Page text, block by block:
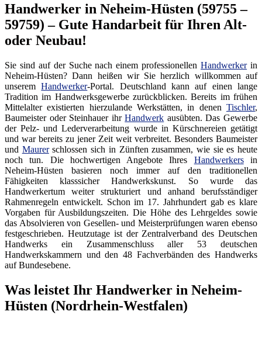
Handwerker in Neheim-Hüsten (59755 –
59759) – Gute Handarbeit für Ihren Alt-
oder Neubau!
Sie sind auf der Suche nach einem professionellenHandwerkerin
Neheim-Hüsten? Dann heißen wir Sie herzlich willkommen auf
unseremHandwerker-Portal. Deutschland kann auf einen lange
Tradition im Handwerksgewerbe zurückblicken. Bereits im frühen
Mittelalter existierten hierzulande Werkstätten, in denen Tischler,
Baumeister oder Steinhauer ihrHandwerk ausübten. Das Gewerbe
der Pelz- und Lederverarbeitung wurde in Kürschnereien getätigt
und war bereits zu jener Zeit weit verbreitet. Besonders Baumeister
und Maurerschlossen sich in Zünften zusammen, wie sie es heute
noch tun. Die hochwertigen Angebote Ihres Handwerkersin
Neheim-Hüsten basieren noch immer auf den traditionellen
Fähigkeiten klasssicher Handwerkskunst. So wurde das
Handwerkertum weiter strukturiert und anhand berufsständiger
Rahmenregeln entwickelt. Schon im 17. Jahrhundert gab es klare
Vorgaben für Ausbildungszeiten. Die Höhe des Lehrgeldes sowie
das Absolvieren von Gesellen- und Meisterprüfungen waren ebenso
festgeschrieben. Heutzutage ist der Zentralverband des Deutschen
Handwerks ein Zusammenschluss aller 53 deutschen
Handwerkskammern und den 48 Fachverbänden des Handwerks
auf Bundesebene.
Was leistet Ihr Handwerker in Neheim-
Hüsten (Nordrhein-Westfalen)